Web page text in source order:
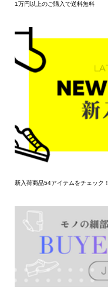
1万円以上のご購入で送料無料
新入荷商品54アイテムをチェック！